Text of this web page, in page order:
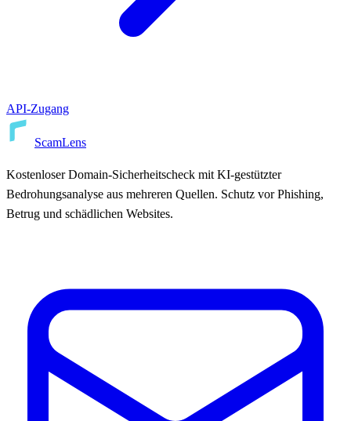
API-Zugang
ScamLens
Kostenloser Domain-Sicherheitscheck mit KI-gestützter
Bedrohungsanalyse aus mehreren Quellen. Schutz vor Phishing,
Betrug und schädlichen Websites.